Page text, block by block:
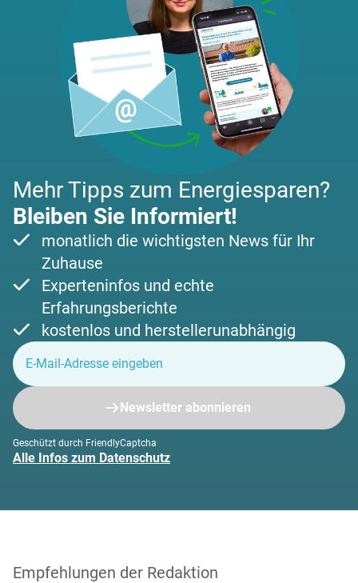
Mehr Tipps zum Energiesparen?
Bleiben Sie Informiert!
monatlich die wichtigsten News für Ihr
Zuhause
Experteninfos und echte
Erfahrungsberichte
kostenlos und herstellerunabhängig
Newsletter abonnieren
Geschützt durch FriendlyCaptcha
Alle Infos zum Datenschutz
Empfehlungen der Redaktion